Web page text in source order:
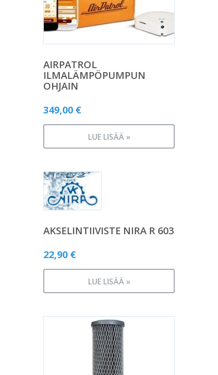
AIRPATROL
ILMALÄMPÖPUMPUN
OHJAIN
349,00 €
LUE LISÄÄ »
AKSELINTIIVISTE NIRA R 603
22,90 €
LUE LISÄÄ »